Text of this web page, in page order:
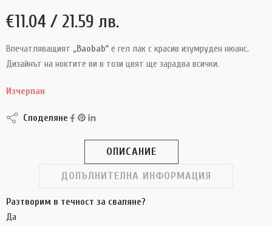
€11.04 / 21.59 лв.
Впечатляващият „Baobab“ е гел лак с красив изумруден нюанс.
Дизайнът на ноктите ви в този цвят ще зарадва всички.
Изчерпан
Споделяне
ОПИСАНИЕ
ДОПЪЛНИТЕЛНА ИНФОРМАЦИЯ
Разтворим в течност за сваляне?
Да